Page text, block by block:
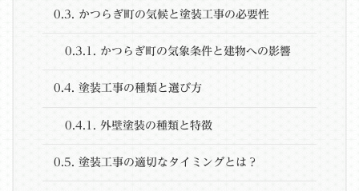
0.3. かつらぎ町の気候と塗装工事の必要性
0.3.1. かつらぎ町の気象条件と建物への影響
0.4. 塗装工事の種類と選び方
0.4.1. 外壁塗装の種類と特徴
0.5. 塗装工事の適切なタイミングとは？